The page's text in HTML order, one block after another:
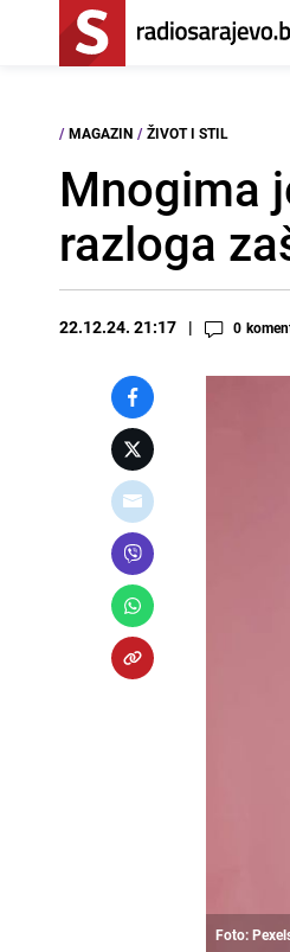
/ MAGAZIN / ŽIVOT I STIL
Mnogima
razloga
22.12.24. 21:17 0
Foto: